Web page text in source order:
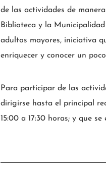
de las actividades de
Biblioteca y la
adultos mayores, iniciativa
enriquecer y conocer un
Para participar de las
dirigirse hasta el principal
15:00 a 17:30 horas; y que